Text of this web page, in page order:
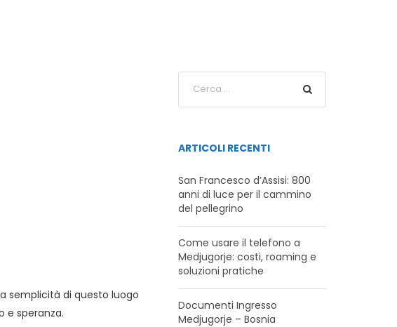
semplicità di questo luogo
e speranza.
ARTICOLI RECENTI
San Francesco d’Assisi: 800
anni di luce per il cammino
del pellegrino
Come usare il telefono a
Medjugorje: costi, roaming e
soluzioni pratiche
Documenti Ingresso
Medjugorje – Bosnia